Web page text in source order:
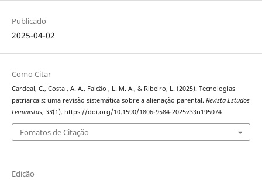
Publicado
2025-04-02
Como Citar
Cardeal, C., Costa , A. A., Falcão , L. M. A., & Ribeiro, L. (2025). Tecnologias
patriarcais: uma revisão sistemática sobre a alienação parental. Revista Estudos
Feministas, 33(1). https://doi.org/10.1590/1806-9584-2025v33n195074
Fomatos de Citação
Edição